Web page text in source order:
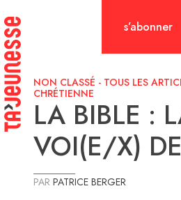
au
contenu
s’abonner
NON CLASSÉ - TOUS LES
CHRÉTIENNE
LA BIBLE :
VOI(E/X)
PAR PATRICE BERGER